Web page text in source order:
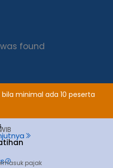
found
minimal ada 10 peserta
pajak